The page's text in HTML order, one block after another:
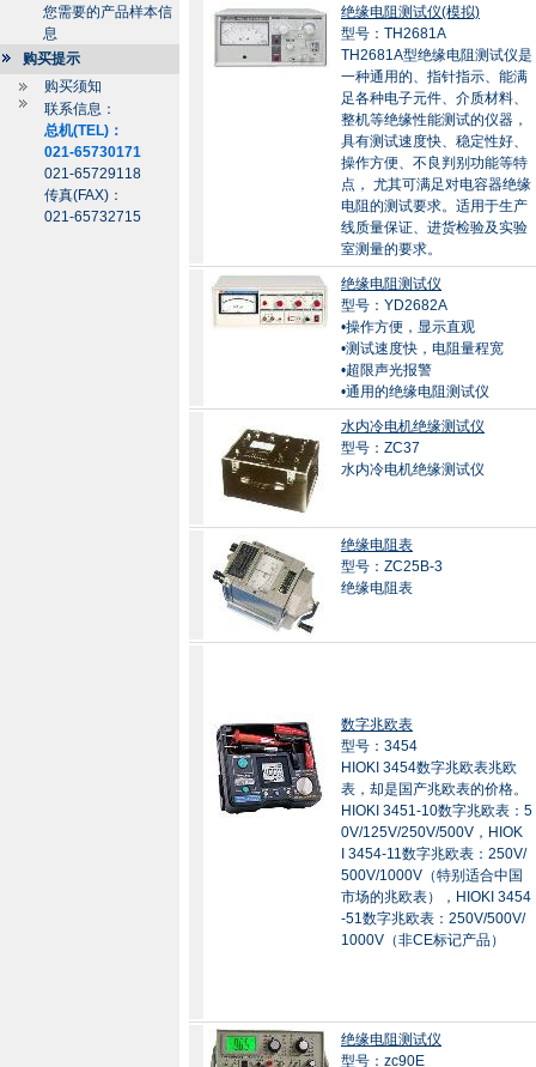
您需要的产品样本信
息
购买提示
购买须知
联系信息：
总机(TEL)：
021-65730171
021-65729118
传真(FAX)：
021-65732715
绝缘电阻测试仪(模拟)
型号：TH2681A
TH2681A型绝缘电阻测试仪是
一种通用的、指针指示、能满
足各种电子元件、介质材料、
整机等绝缘性能测试的仪器，
具有测试速度快、稳定性好、
操作方便、不良判别功能等特
点， 尤其可满足对电容器绝缘
电阻的测试要求。适用于生产
线质量保证、进货检验及实验
室测量的要求。
绝缘电阻测试仪
型号：YD2682A
•操作方便，显示直观
•测试速度快，电阻量程宽
•超限声光报警
•通用的绝缘电阻测试仪
水内冷电机绝缘测试仪
型号：ZC37
水内冷电机绝缘测试仪
绝缘电阻表
型号：ZC25B-3
绝缘电阻表
数字兆欧表
型号：3454
HIOKI 3454数字兆欧表兆欧
表，却是国产兆欧表的价格。
HIOKI 3451-10数字兆欧表：5
0V/125V/250V/500V，HIOK
I 3454-11数字兆欧表：250V/
500V/1000V（特别适合中国
市场的兆欧表），HIOKI 3454
-51数字兆欧表：250V/500V/
1000V（非CE标记产品）
绝缘电阻测试仪
型号：zc90E